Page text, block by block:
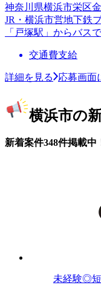
神奈川県横浜市栄区
JR・横浜市営地下鉄
「戸塚駅」からバス
交通費支給
詳細を見る 応募画面
横浜市の
新着案件348件掲載中
未経験◎短